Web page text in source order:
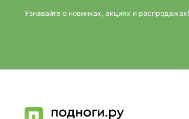
Узнавайте о новинках, акциях и распродажах!